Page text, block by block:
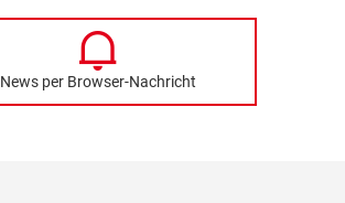
News per Browser-Nachricht